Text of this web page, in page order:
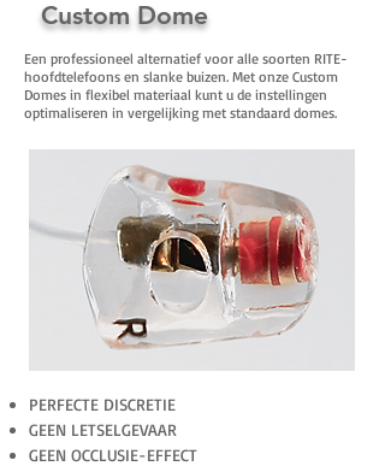
Custom Dome
Een professioneel alternatief voor alle soorten RITE-
hoofdtelefoons en slanke buizen. Met onze Custom
Domes in flexibel materiaal kunt u de instellingen
optimaliseren in vergelijking met standaard domes.
PERFECTE DISCRETIE
GEEN LETSELGEVAAR
GEEN OCCLUSIE-EFFECT